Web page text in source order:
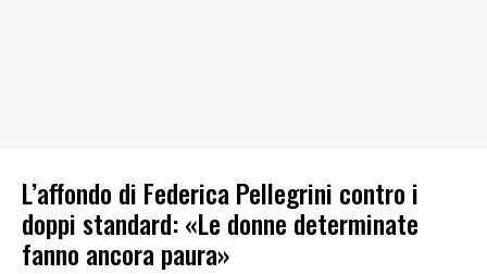
L’affondo di Federica Pellegrini contro i
doppi standard: «Le donne determinate
fanno ancora paura»